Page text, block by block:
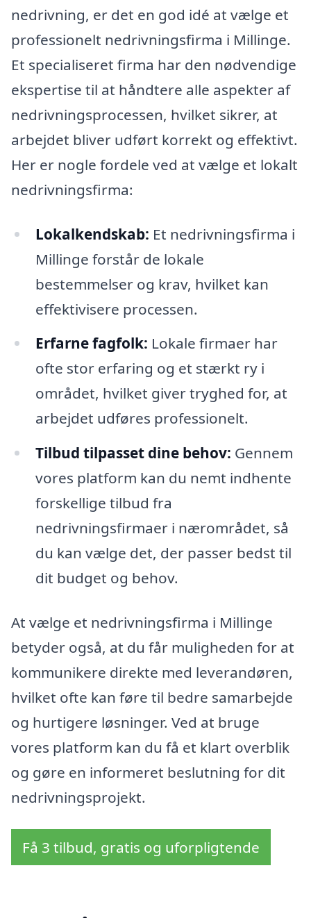
nedrivning, er det en god idé at vælge et
professionelt nedrivningsfirma i Millinge.
Et specialiseret firma har den nødvendige
ekspertise til at håndtere alle aspekter af
nedrivningsprocessen, hvilket sikrer, at
arbejdet bliver udført korrekt og effektivt.
Her er nogle fordele ved at vælge et lokalt
nedrivningsfirma:
Lokalkendskab: Et nedrivningsfirma i
Millinge forstår de lokale
bestemmelser og krav, hvilket kan
effektivisere processen.
Erfarne fagfolk: Lokale firmaer har
ofte stor erfaring og et stærkt ry i
området, hvilket giver tryghed for, at
arbejdet udføres professionelt.
Tilbud tilpasset dine behov: Gennem
vores platform kan du nemt indhente
forskellige tilbud fra
nedrivningsfirmaer i nærområdet, så
du kan vælge det, der passer bedst til
dit budget og behov.
At vælge et nedrivningsfirma i Millinge
betyder også, at du får muligheden for at
kommunikere direkte med leverandøren,
hvilket ofte kan føre til bedre samarbejde
og hurtigere løsninger. Ved at bruge
vores platform kan du få et klart overblik
og gøre en informeret beslutning for dit
nedrivningsprojekt.
Få 3 tilbud, gratis og uforpligtende